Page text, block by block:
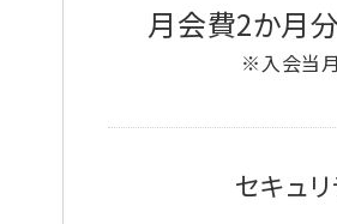
月会費2か月分
※入会当月
セキュ